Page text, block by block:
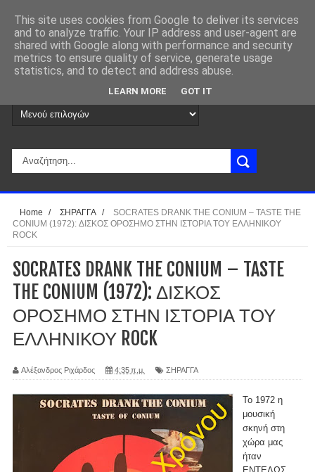
Home / ΣΗΡΑΓΓΑ /
SOCRATES DRANK THE CONIUM – TASTE THE
CONIUM (1972): ΔΙΣΚΟΣ ΟΡΟΣΗΜΟ ΣΤΗΝ ΙΣΤΟΡΙΑ ΤΟΥ ΕΛΛΗΝΙΚΟΥ
ROCK
SOCRATES DRANK THE CONIUM – TASTE
THE CONIUM (1972): ΔΙΣΚΟΣ
ΟΡΟΣΗΜΟ ΣΤΗΝ ΙΣΤΟΡΙΑ ΤΟΥ
ΕΛΛΗΝΙΚΟΥ ROCK
Αλέξανδρος Ριχάρδος 4:35 π.μ. ΣΗΡΑΓΓΑ
Το 1972 η
μουσική
σκηνή στη
χώρα μας
ήταν
This site uses cookies from Google to deliver its services
and to analyze traffic. Your IP address and user-agent are
shared with Google along with performance and security
metrics to ensure quality of service, generate usage
statistics, and to detect and address abuse.
LEARN MORE GOT IT